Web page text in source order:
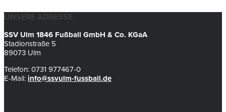
UNSERE ADRESSE
SSV Ulm 1846 Fußball GmbH & Co. KGaA
Stadionstraße 5
89073 Ulm
Telefon: 0731 977467-0
E-Mail: info@ssvulm-fussball.de